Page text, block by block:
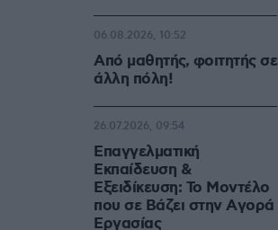
Από μαθητής, φοιτητής σε
άλλη πόλη!
06.08.2026, 10:52
Επαγγελματική
Εκπαίδευση &
Εξειδίκευση: Το Mοντέλο
που σε Bάζει στην Aγορά
Eργασίας
26.07.2026, 09:54